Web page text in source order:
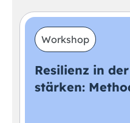
Workshop
Resilienz in
stärken: